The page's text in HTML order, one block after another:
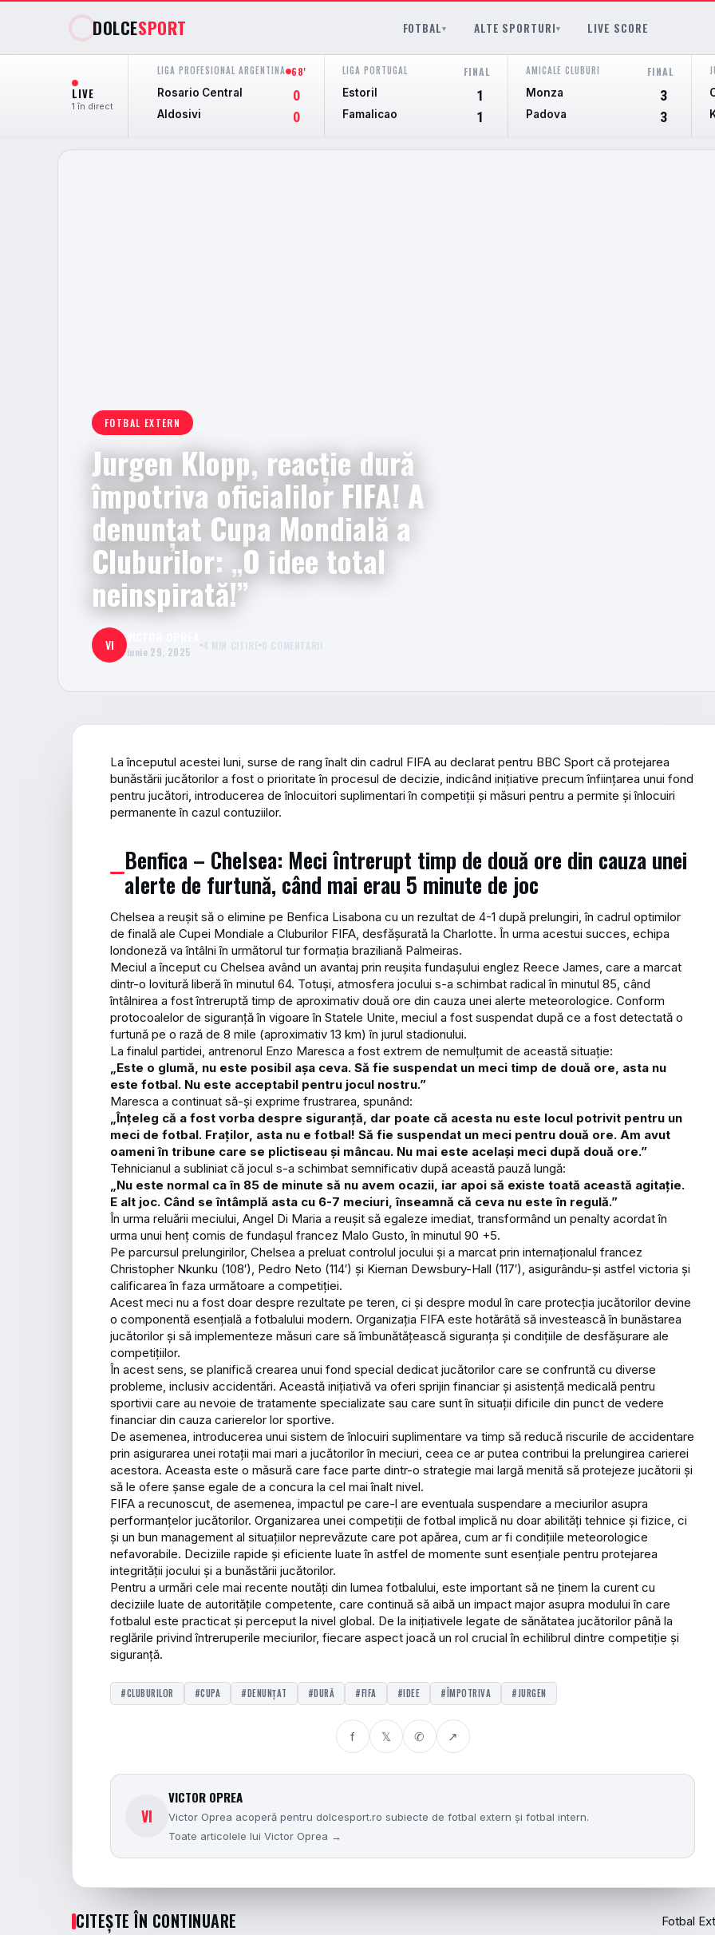
DOLCESPORT FOTBAL▾ ALTE SPORTURI▾ LIVE SCORE
LIVE
1 în direct
LIGA PROFESIONAL ARGENTINA 68'
Rosario Central 0
Aldosivi 0
LIGA PORTUGAL FINAL
Estoril 1
Famalicao 1
AMICALE CLUBURI FINAL
Monza 3
Padova 3
FOTBAL EXTERN
Jurgen Klopp, reacție dură
împotriva oficialilor FIFA! A
denunțat Cupa Mondială a
Cluburilor: „O idee total
neinspirată!”
VI iunie 29, 2025 4 MIN CITIRE 0 COMENTARII
La începutul acestei luni, surse de rang înalt din cadrul FIFA au declarat pentru BBC Sport că protejarea
bunăstării jucătorilor a fost o prioritate în procesul de decizie, indicând inițiative precum înființarea unui fond
pentru jucători, introducerea de înlocuitori suplimentari în competiții și măsuri pentru a permite și înlocuiri
permanente în cazul contuziilor.
Benfica – Chelsea: Meci întrerupt timp de două ore din cauza unei
alerte de furtună, când mai erau 5 minute de joc
Chelsea a reușit să o elimine pe Benfica Lisabona cu un rezultat de 4-1 după prelungiri, în cadrul optimilor
de finală ale Cupei Mondiale a Cluburilor FIFA, desfășurată la Charlotte. În urma acestui succes, echipa
londoneză va întâlni în următorul tur formația braziliană Palmeiras.
Meciul a început cu Chelsea având un avantaj prin reușita fundașului englez Reece James, care a marcat
dintr-o lovitură liberă în minutul 64. Totuși, atmosfera jocului s-a schimbat radical în minutul 85, când
întâlnirea a fost întreruptă timp de aproximativ două ore din cauza unei alerte meteorologice. Conform
protocoalelor de siguranță în vigoare în Statele Unite, meciul a fost suspendat după ce a fost detectată o
furtună pe o rază de 8 mile (aproximativ 13 km) în jurul stadionului.
La finalul partidei, antrenorul Enzo Maresca a fost extrem de nemulțumit de această situație:
„Este o glumă, nu este posibil așa ceva. Să fie suspendat un meci timp de două ore, asta nu
este fotbal. Nu este acceptabil pentru jocul nostru.”
Maresca a continuat să-și exprime frustrarea, spunând:
„Înțeleg că a fost vorba despre siguranță, dar poate că acesta nu este locul potrivit pentru un
meci de fotbal. Fraților, asta nu e fotbal! Să fie suspendat un meci pentru două ore. Am avut
oameni în tribune care se plictiseau și mâncau. Nu mai este același meci după două ore.”
Tehnicianul a subliniat că jocul s-a schimbat semnificativ după această pauză lungă:
„Nu este normal ca în 85 de minute să nu avem ocazii, iar apoi să existe toată această agitație.
E alt joc. Când se întâmplă asta cu 6-7 meciuri, înseamnă că ceva nu este în regulă.”
În urma reluării meciului, Angel Di Maria a reușit să egaleze imediat, transformând un penalty acordat în
urma unui henț comis de fundașul francez Malo Gusto, în minutul 90 +5.
Pe parcursul prelungirilor, Chelsea a preluat controlul jocului și a marcat prin internaționalul francez
Christopher Nkunku (108′), Pedro Neto (114′) și Kiernan Dewsbury-Hall (117′), asigurându-și astfel victoria și
calificarea în faza următoare a competiției.
Acest meci nu a fost doar despre rezultate pe teren, ci și despre modul în care protecția jucătorilor devine
o componentă esențială a fotbalului modern. Organizația FIFA este hotărâtă să investească în bunăstarea
jucătorilor și să implementeze măsuri care să îmbunătățească siguranța și condițiile de desfășurare ale
competițiilor.
În acest sens, se planifică crearea unui fond special dedicat jucătorilor care se confruntă cu diverse
probleme, inclusiv accidentări. Această inițiativă va oferi sprijin financiar și asistență medicală pentru
sportivii care au nevoie de tratamente specializate sau care sunt în situații dificile din punct de vedere
financiar din cauza carierelor lor sportive.
De asemenea, introducerea unui sistem de înlocuiri suplimentare va timp să reducă riscurile de accidentare
prin asigurarea unei rotații mai mari a jucătorilor în meciuri, ceea ce ar putea contribui la prelungirea carierei
acestora. Aceasta este o măsură care face parte dintr-o strategie mai largă menită să protejeze jucătorii și
să le ofere șanse egale de a concura la cel mai înalt nivel.
FIFA a recunoscut, de asemenea, impactul pe care-l are eventuala suspendare a meciurilor asupra
performanțelor jucătorilor. Organizarea unei competiții de fotbal implică nu doar abilități tehnice și fizice, ci
și un bun management al situațiilor neprevăzute care pot apărea, cum ar fi condițiile meteorologice
nefavorabile. Deciziile rapide și eficiente luate în astfel de momente sunt esențiale pentru protejarea
integrității jocului și a bunăstării jucătorilor.
Pentru a urmări cele mai recente noutăți din lumea fotbalului, este important să ne ținem la curent cu
deciziile luate de autoritățile competente, care continuă să aibă un impact major asupra modului în care
fotbalul este practicat și perceput la nivel global. De la inițiativele legate de sănătatea jucătorilor până la
reglările privind întreruperile meciurilor, fiecare aspect joacă un rol crucial în echilibrul dintre competiție și
siguranță.
#CLUBURILOR #CUPA #DENUNȚAT #DURĂ #FIFA #IDEE #ÎMPOTRIVA #JURGEN
f 𝕏 ✆ ↗
VI
VICTOR OPREA
Victor Oprea acoperă pentru dolcesport.ro subiecte de fotbal extern și fotbal intern.
Toate articolele lui Victor Oprea →
CITEȘTE ÎN CONTINUARE Fotbal